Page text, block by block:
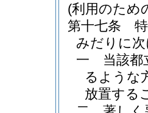
(利用のため
第十七条
みだりに
一
当該
るような
放置する